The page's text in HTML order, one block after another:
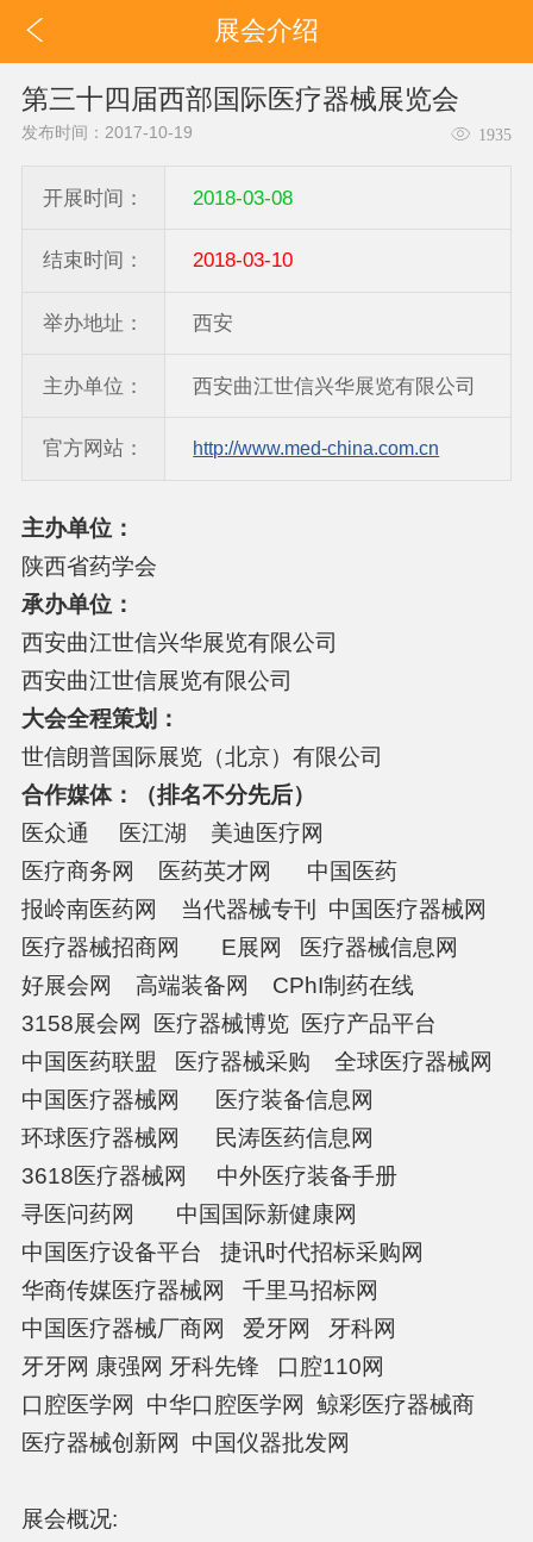
展会介绍
第三十四届西部国际医疗器械展览会
发布时间：2017-10-19 1935
开展时间： 2018-03-08
结束时间： 2018-03-10
举办地址： 西安
主办单位： 西安曲江世信兴华展览有限公司
官方网站： http://www.med-china.com.cn
主办单位：
陕西省药学会
承办单位：
西安曲江世信兴华展览有限公司
西安曲江世信展览有限公司
大会全程策划：
世信朗普国际展览（北京）有限公司
合作媒体：（排名不分先后）
医众通 医江湖 美迪医疗网
医疗商务网 医药英才网 中国医药
报岭南医药网 当代器械专刊 中国医疗器械网
医疗器械招商网 E展网 医疗器械信息网
好展会网 高端装备网 CPhI制药在线
3158展会网 医疗器械博览 医疗产品平台
中国医药联盟 医疗器械采购 全球医疗器械网
中国医疗器械网 医疗装备信息网
环球医疗器械网 民涛医药信息网
3618医疗器械网 中外医疗装备手册
寻医问药网 中国国际新健康网
中国医疗设备平台 捷讯时代招标采购网
华商传媒医疗器械网 千里马招标网
中国医疗器械厂商网 爱牙网 牙科网
牙牙网 康强网 牙科先锋 口腔110网
口腔医学网 中华口腔医学网 鲸彩医疗器械商
医疗器械创新网 中国仪器批发网
展会概况: